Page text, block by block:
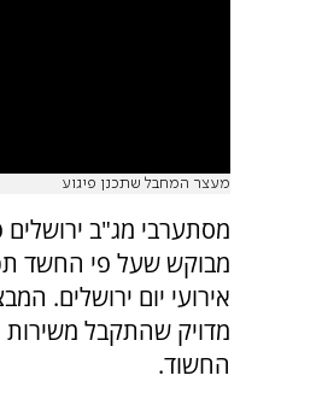
מעצר המחבל שתכנן פיגוע
מסתערבי מג"ב
מבוקש שעל פי החשד
אירועי יום ירושלים.
מדויק שהתקבל משירות
החשוד.